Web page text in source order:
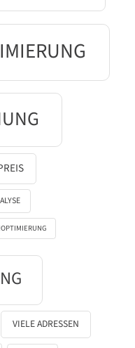
VIELE ADRESSEN